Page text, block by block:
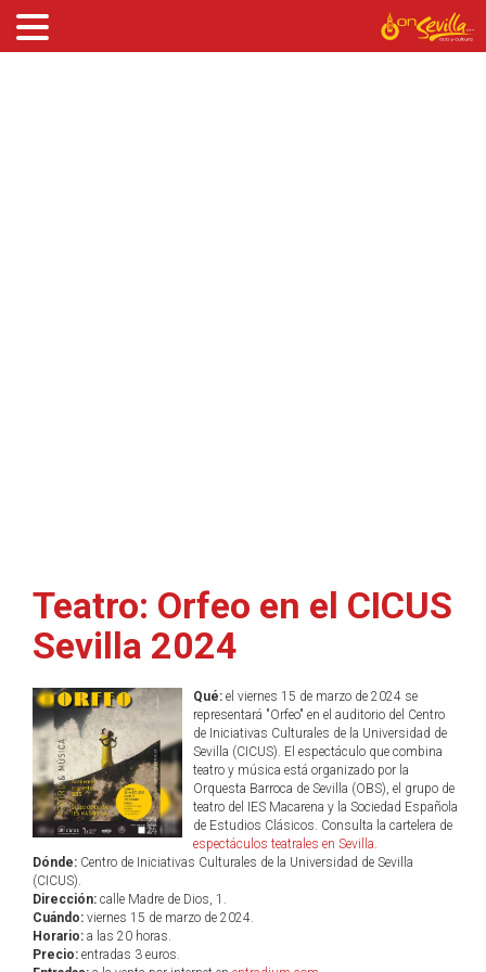
Teatro: Orfeo en el CICUS
Sevilla 2024
Qué:el viernes 15 de marzo de 2024 se
representará "Orfeo" en el auditorio del Centro
de Iniciativas Culturales de la Universidad de
Sevilla (CICUS). El espectáculo que combina
teatro y música está organizado por la
Orquesta Barroca de Sevilla (OBS), el grupo de
teatro del IES Macarena y la Sociedad Española
de Estudios Clásicos. Consulta la cartelera de
espectáculos teatrales en Sevilla.
Dónde: Centro de Iniciativas Culturales de la Universidad de Sevilla
(CICUS).
Dirección: calle Madre de Dios, 1.
Cuándo: viernes 15 de marzo de 2024.
Horario: a las 20 horas.
Precio: entradas 3 euros.